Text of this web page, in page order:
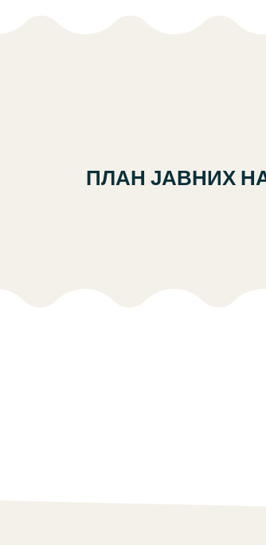
ПЛАН ЈАВНИХ